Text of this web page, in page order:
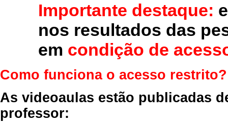
Importante destaque:
nos resultados das
em condição de
Como funciona o acesso restrito?
As videoaulas estão publicadas
professor: